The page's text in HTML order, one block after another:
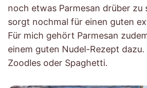
noch etwas Parmesan drüber zu
sorgt nochmal für einen guten
Für mich gehört Parmesan
einem guten Nudel-Rezept dazu.
Zoodles oder Spaghetti.